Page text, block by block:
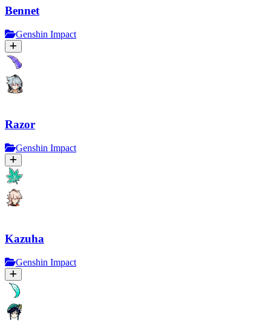
Bennet
Genshin Impact
Razor
Genshin Impact
Kazuha
Genshin Impact